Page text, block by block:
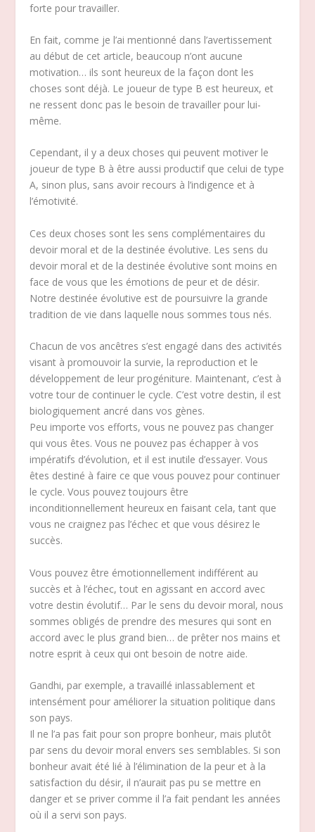
forte pour travailler.
En fait, comme je l’ai mentionné dans l’avertissement
au début de cet article, beaucoup n’ont aucune
motivation… ils sont heureux de la façon dont les
choses sont déjà. Le joueur de type B est heureux, et
ne ressent donc pas le besoin de travailler pour lui-
même.
Cependant, il y a deux choses qui peuvent motiver le
joueur de type B à être aussi productif que celui de type
A, sinon plus, sans avoir recours à l’indigence et à
l’émotivité.
Ces deux choses sont les sens complémentaires du
devoir moral et de la destinée évolutive. Les sens du
devoir moral et de la destinée évolutive sont moins en
face de vous que les émotions de peur et de désir.
Notre destinée évolutive est de poursuivre la grande
tradition de vie dans laquelle nous sommes tous nés.
Chacun de vos ancêtres s’est engagé dans des activités
visant à promouvoir la survie, la reproduction et le
développement de leur progéniture. Maintenant, c’est à
votre tour de continuer le cycle. C’est votre destin, il est
biologiquement ancré dans vos gènes.
Peu importe vos efforts, vous ne pouvez pas changer
qui vous êtes. Vous ne pouvez pas échapper à vos
impératifs d’évolution, et il est inutile d’essayer. Vous
êtes destiné à faire ce que vous pouvez pour continuer
le cycle. Vous pouvez toujours être
inconditionnellement heureux en faisant cela, tant que
vous ne craignez pas l’échec et que vous désirez le
succès.
Vous pouvez être émotionnellement indifférent au
succès et à l’échec, tout en agissant en accord avec
votre destin évolutif… Par le sens du devoir moral, nous
sommes obligés de prendre des mesures qui sont en
accord avec le plus grand bien… de prêter nos mains et
notre esprit à ceux qui ont besoin de notre aide.
Gandhi, par exemple, a travaillé inlassablement et
intensément pour améliorer la situation politique dans
son pays.
Il ne l’a pas fait pour son propre bonheur, mais plutôt
par sens du devoir moral envers ses semblables. Si son
bonheur avait été lié à l’élimination de la peur et à la
satisfaction du désir, il n’aurait pas pu se mettre en
danger et se priver comme il l’a fait pendant les années
où il a servi son pays.